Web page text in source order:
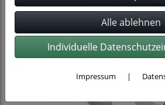
Individuelle
Impressum |